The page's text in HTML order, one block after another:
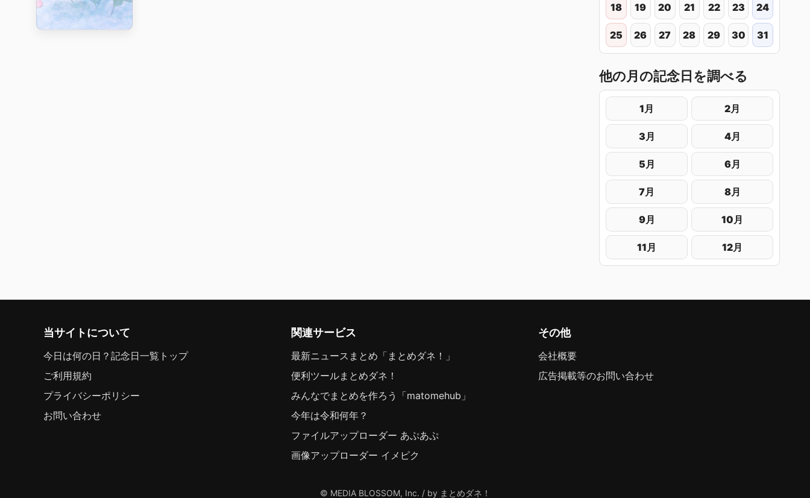
18 19 20 21 22 23 24
25 26 27 28 29 30 31
他の月の記念日を調べる
1月 2月
3月 4月
5月 6月
7月 8月
9月 10月
11月 12月
当サイトについて
今日は何の日？記念日一覧トップ
ご利用規約
プライバシーポリシー
お問い合わせ
関連サービス
最新ニュースまとめ「まとめダネ！」
便利ツールまとめダネ！
みんなでまとめを作ろう「matomehub」
今年は令和何年？
ファイルアップローダー あぷあぷ
画像アップローダー イメピク
その他
会社概要
広告掲載等のお問い合わせ
© MEDIA BLOSSOM, Inc. / by まとめダネ！